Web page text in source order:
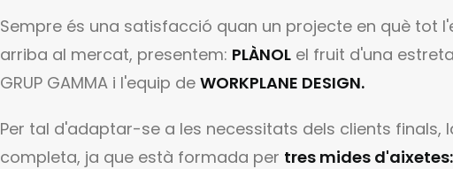
Sempre és una satisfacció quan un projecte en què tot
arriba al mercat, presentem: PLÀNOLel fruit d'una
GRUP GAMMA i l'equip de WORKPLANE DESIGN.
Per tal d'adaptar-se a les necessitats dels clients finals,
completa, ja que està formada per tres mides